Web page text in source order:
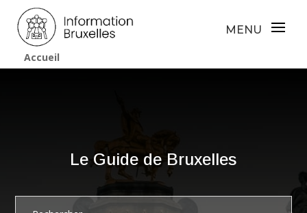
Accueil
Le Guide de Bruxelles